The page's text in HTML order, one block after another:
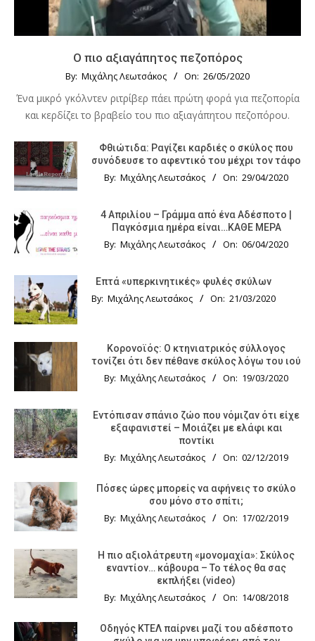
Ο πιο αξιαγάπητος πεζοπόρος
By: Μιχάλης Λεωτσάκος On: 26/05/2020
Ένα μικρό γκόλντεν ριτρίβερ πάει πρώτη φορά για πεζοπορία
και κερδίζει το βραβείο του πιο αξιαγάπητου πεζοπόρου.
Φθιώτιδα: Ραγίζει καρδιές ο σκύλος που
συνόδευσε το αφεντικό του μέχρι τον τάφο
By: Μιχάλης Λεωτσάκος On: 29/04/2020
4 Απριλίου – Γράμμα από ένα Αδέσποτο |
Παγκόσμια ημέρα είναι…ΚΑΘΕ ΜΕΡΑ
By: Μιχάλης Λεωτσάκος On: 06/04/2020
Επτά «υπερκινητικές» φυλές σκύλων
By: Μιχάλης Λεωτσάκος On: 21/03/2020
Κορονοϊός: Ο κτηνιατρικός σύλλογος
τονίζει ότι δεν πέθανε σκύλος λόγω του ιού
By: Μιχάλης Λεωτσάκος On: 19/03/2020
Εντόπισαν σπάνιο ζώο που νόμιζαν ότι είχε
εξαφανιστεί – Μοιάζει με ελάφι και
ποντίκι
By: Μιχάλης Λεωτσάκος On: 02/12/2019
Πόσες ώρες μπορείς να αφήνεις το σκύλο
σου μόνο στο σπίτι;
By: Μιχάλης Λεωτσάκος On: 17/02/2019
Η πιο αξιολάτρευτη «μονομαχία»: Σκύλος
εναντίον… κάβουρα – Το τέλος θα σας
εκπλήξει (video)
By: Μιχάλης Λεωτσάκος On: 14/08/2018
Οδηγός KTΕΛ παίρνει μαζί του αδέσποτο